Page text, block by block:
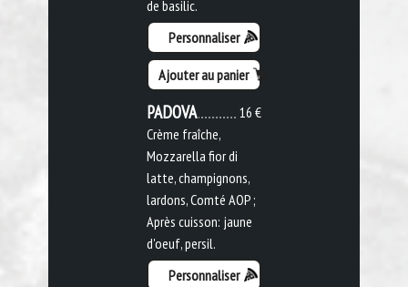
de basilic.
Personnaliser
Ajouter au panier
16 €
PADOVA
Crème fraîche,
Mozzarella fior di
latte, champignons,
lardons, Comté AOP ;
Après cuisson: jaune
d'oeuf, persil.
Personnaliser